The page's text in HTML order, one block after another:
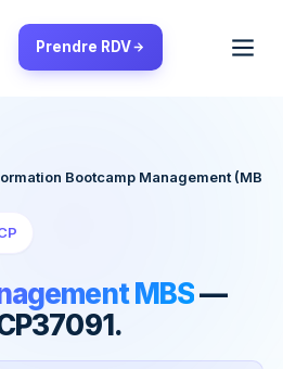
Prendre RDV
Bootcamp Management (MBS)
MBS—